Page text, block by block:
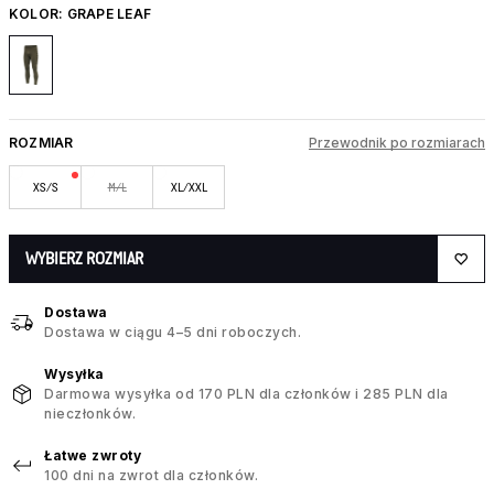
KOLOR: GRAPE LEAF
ROZMIAR Przewodnik po rozmiarach
XS/S M/L XL/XXL
WYBIERZ ROZMIAR
Dostawa
Dostawa w ciągu 4–5 dni roboczych.
Wysyłka
Darmowa wysyłka od 170 PLN dla członków i 285 PLN dla
nieczłonków.
Łatwe zwroty
100 dni na zwrot dla członków.